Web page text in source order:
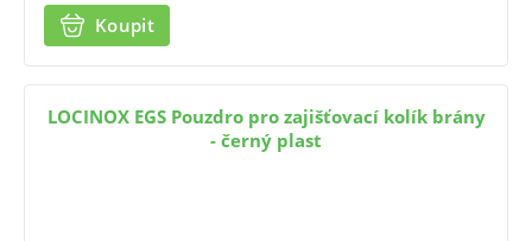
Koupit
LOCINOX EGS Pouzdro pro zajišťovací kolík brány
- černý plast